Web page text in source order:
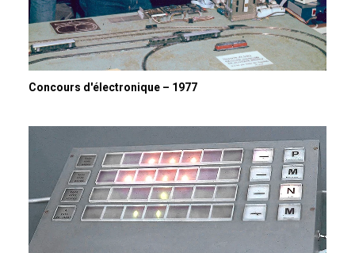
Concours d'électronique – 1977